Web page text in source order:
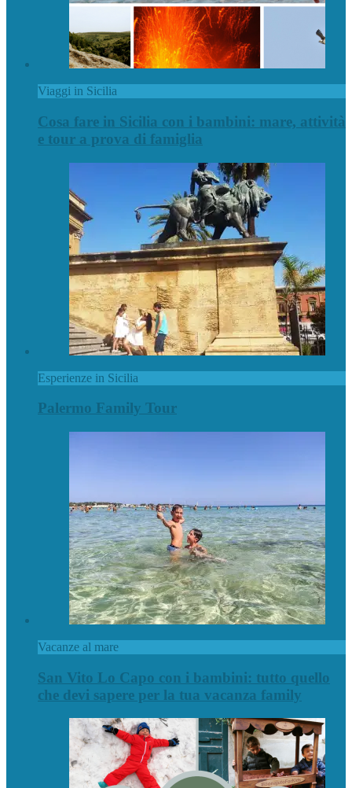
Viaggi in Sicilia
Cosa fare in Sicilia con i bambini: mare, attività
e tour a prova di famiglia
Esperienze in Sicilia
Palermo Family Tour
Vacanze al mare
San Vito Lo Capo con i bambini: tutto quello
che devi sapere per la tua vacanza family